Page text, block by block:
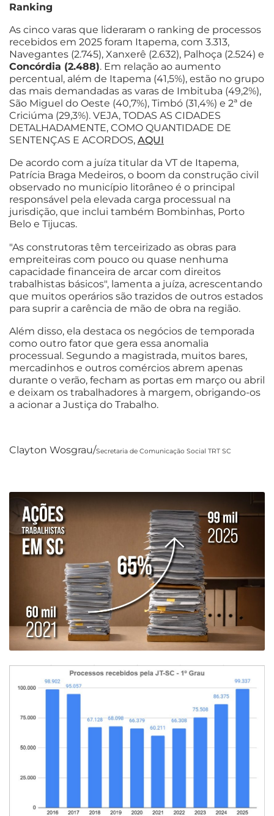
Ranking
As cinco varas que lideraram o ranking de processos
recebidos em 2025 foram Itapema, com 3.313,
Navegantes (2.745), Xanxerê (2.632), Palhoça (2.524) e
Concórdia (2.488). Em relação ao aumento
percentual, além de Itapema (41,5%), estão no grupo
das mais demandadas as varas de Imbituba (49,2%),
São Miguel do Oeste (40,7%), Timbó (31,4%) e 2ª de
Criciúma (29,3%). VEJA, TODAS AS CIDADES
DETALHADAMENTE, COMO QUANTIDADE DE
SENTENÇAS E ACORDOS, AQUI
De acordo com a juíza titular da VT de Itapema,
Patrícia Braga Medeiros, o boom da construção civil
observado no município litorâneo é o principal
responsável pela elevada carga processual na
jurisdição, que inclui também Bombinhas, Porto
Belo e Tijucas.
"As construtoras têm terceirizado as obras para
empreiteiras com pouco ou quase nenhuma
capacidade financeira de arcar com direitos
trabalhistas básicos", lamenta a juíza, acrescentando
que muitos operários são trazidos de outros estados
para suprir a carência de mão de obra na região.
Além disso, ela destaca os negócios de temporada
como outro fator que gera essa anomalia
processual. Segundo a magistrada, muitos bares,
mercadinhos e outros comércios abrem apenas
durante o verão, fecham as portas em março ou abril
e deixam os trabalhadores à margem, obrigando-os
a acionar a Justiça do Trabalho.
Clayton Wosgrau/Secretaria de Comunicação Social TRT SC